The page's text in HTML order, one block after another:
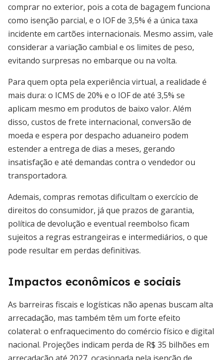
comprar no exterior, pois a cota de bagagem funciona
como isenção parcial, e o IOF de 3,5% é a única taxa
incidente em cartões internacionais. Mesmo assim, vale
considerar a variação cambial e os limites de peso,
evitando surpresas no embarque ou na volta.
Para quem opta pela experiência virtual, a realidade é
mais dura: o ICMS de 20% e o IOF de até 3,5% se
aplicam mesmo em produtos de baixo valor. Além
disso, custos de frete internacional, conversão de
moeda e espera por despacho aduaneiro podem
estender a entrega de dias a meses, gerando
insatisfação e até demandas contra o vendedor ou
transportadora.
Ademais, compras remotas dificultam o exercício de
direitos do consumidor, já que prazos de garantia,
política de devolução e eventual reembolso ficam
sujeitos a regras estrangeiras e intermediários, o que
pode resultar em perdas definitivas.
Impactos econômicos e sociais
As barreiras fiscais e logísticas não apenas buscam alta
arrecadação, mas também têm um forte efeito
colateral: o enfraquecimento do comércio físico e digital
nacional. Projeções indicam perda de R$ 35 bilhões em